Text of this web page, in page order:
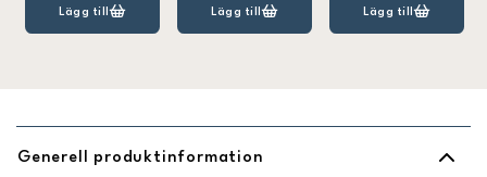
Lägg till Lägg till Lägg till
Generell produktinformation